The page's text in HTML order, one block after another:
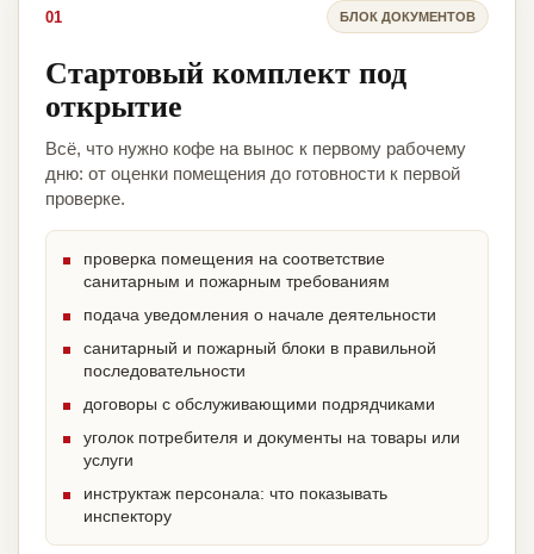
01 БЛОК ДОКУМЕНТОВ
Стартовый комплект под
открытие
Всё, что нужно кофе на вынос к первому рабочему
дню: от оценки помещения до готовности к первой
проверке.
проверка помещения на соответствие
санитарным и пожарным требованиям
подача уведомления о начале деятельности
санитарный и пожарный блоки в правильной
последовательности
договоры с обслуживающими подрядчиками
уголок потребителя и документы на товары или
услуги
инструктаж персонала: что показывать
инспектору